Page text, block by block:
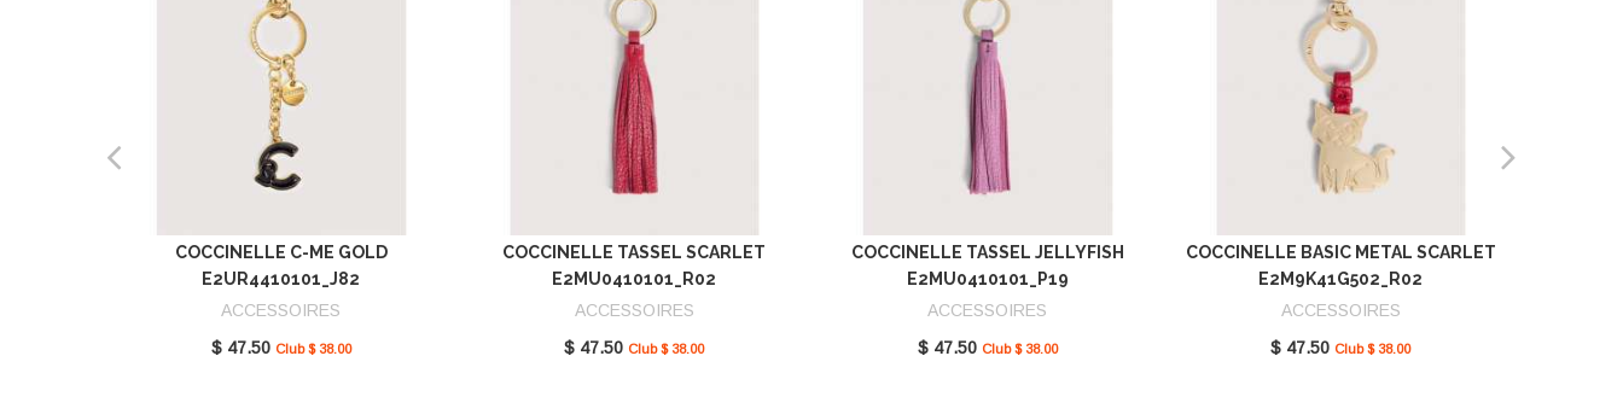
COCCINELLE C-ME GOLD
E2UR4410101_J82
ACCESSOIRES
$ 47.50 Club $ 38.00
COCCINELLE TASSEL SCARLET
E2MU0410101_R02
ACCESSOIRES
$ 47.50 Club $ 38.00
COCCINELLE TASSEL JELLYFISH
E2MU0410101_P19
ACCESSOIRES
$ 47.50 Club $ 38.00
COCCINELLE BASIC METAL SCARLET
E2M9K41G502_R02
ACCESSOIRES
$ 47.50 Club $ 38.00